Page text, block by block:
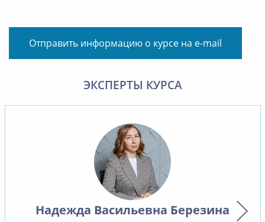
Отправить информацию о курсе на e-mail
ЭКСПЕРТЫ КУРСА
Надежда Васильевна Березина